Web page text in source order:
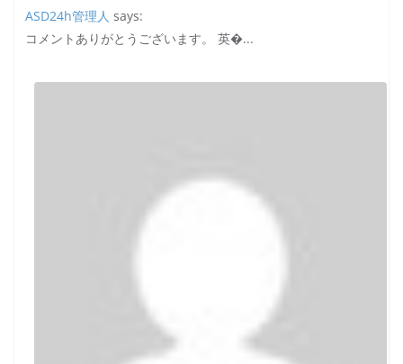
ASD24h管理人 says:
コメントありがとうございます。 英�...